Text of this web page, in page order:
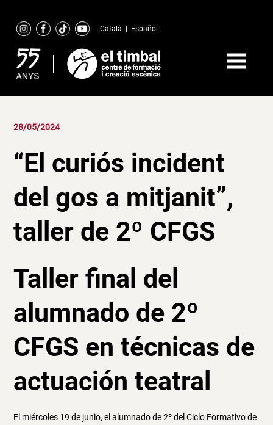
content
Català Español
28/05/2024
“El curiós incident
del gos a mitjanit”,
taller de 2º CFGS
Taller final del
alumnado de 2º
CFGS en técnicas de
actuación teatral
El miércoles 19 de junio, el alumnado de 2º delCiclo Formativo de